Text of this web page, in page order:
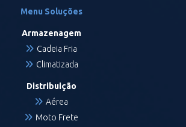
Menu Soluções
Armazenagem
Cadeia Fria
Climatizada
Distribuição
Aérea
Moto Frete